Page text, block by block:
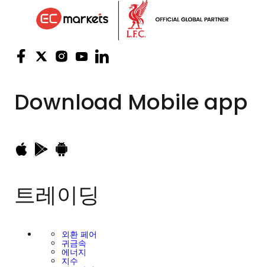
Download Mobile app
트레이딩
외환 페어
귀금속
에너지
지수